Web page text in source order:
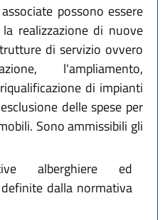
possono essere
realizzazione di nuove
di servizio ovvero
l'ampliamento,
di impianti
delle spese per
Sono ammissibili gli
alberghiere ed
dalla normativa